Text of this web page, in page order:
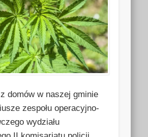
domów w naszej gminie
zespołu operacyjno-
wydziału